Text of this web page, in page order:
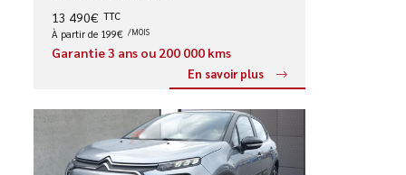
13 490€ TTC
À partir de 199€ /MOIS
Garantie 3 ans ou 200 000 kms
En savoir plus